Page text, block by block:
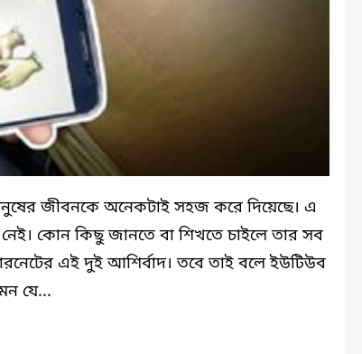
জীবনকে অনেকটাই সহজ করে দিয়েছে। এ
কোন কিছু জানতে বা শিখতে চাইলে তার সব
এই দুই আশির্বাদ। তবে তাই বলে ইউটিউব
যে...